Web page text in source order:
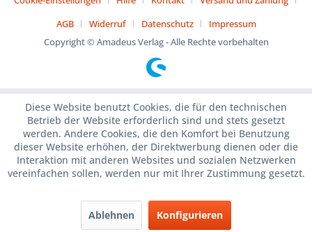
AGB
Widerruf Datenschutz
Impressum
Copyright © Amadeus Verlag - Alle Rechte vorbehalten
Diese Website benutzt Cookies, die für den technischen
Betrieb der Website erforderlich sind und stets gesetzt
werden. Andere Cookies, die den Komfort bei Benutzung
dieser Website erhöhen, der Direktwerbung dienen oder die
Interaktion mit anderen Websites und sozialen Netzwerken
vereinfachen sollen, werden nur mit Ihrer Zustimmung gesetzt.
Ablehnen Konfigurieren